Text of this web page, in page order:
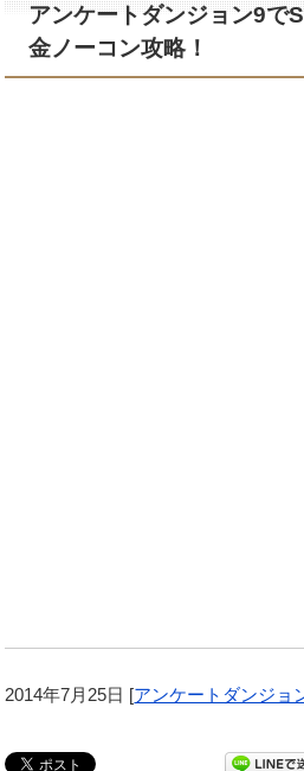
アンケートダンジョン9で
金ノーコン攻略！
2014年7月25日 [アンケートダンジョ